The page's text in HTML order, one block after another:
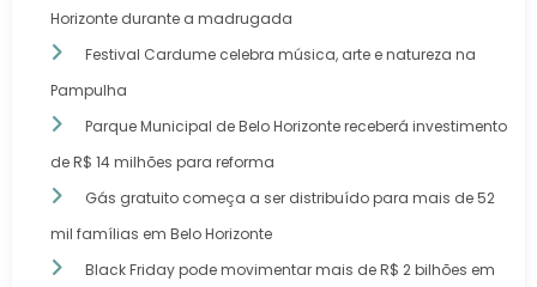
Horizonte durante a madrugada
Festival Cardume celebra música, arte e natureza na
Pampulha
Parque Municipal de Belo Horizonte receberá investimento
de R$ 14 milhões para reforma
Gás gratuito começa a ser distribuído para mais de 52
mil famílias em Belo Horizonte
Black Friday pode movimentar mais de R$ 2 bilhões em